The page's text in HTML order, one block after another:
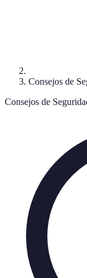
Consejos de
Consejos de